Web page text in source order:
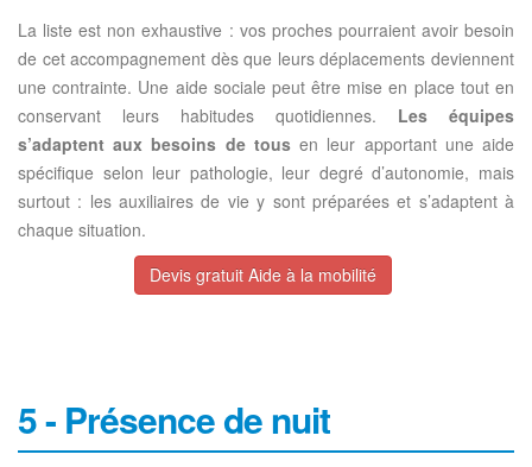
La liste est non exhaustive : vos proches pourraient avoir besoin
de cet accompagnement dès que leurs déplacements deviennent
une contrainte. Une aide sociale peut être mise en place tout en
conservant leurs habitudes quotidiennes. Les équipes
s’adaptent aux besoins de tousen leur apportant une aide
spécifique selon leur pathologie, leur degré d’autonomie, mais
surtout : les auxiliaires de vie y sont préparées et s’adaptent à
chaque situation.
Devis gratuit Aide à la mobilité
5 - Présence de nuit